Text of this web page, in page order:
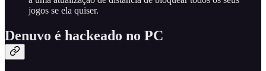
jogos se ela quiser.
Denuvo é hackeado no PC